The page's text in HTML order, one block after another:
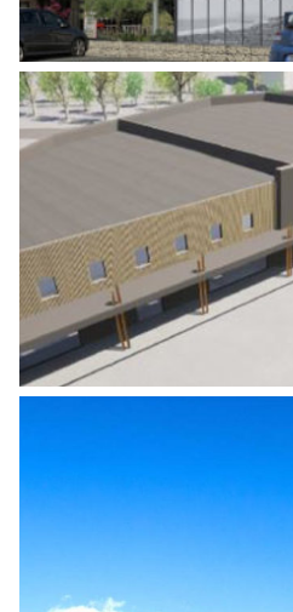
COMMERCIALES EN
L’ANCIENNE COURS
CASTORAMA –
ART DE
Centre
FAISABILITÉ
Centre